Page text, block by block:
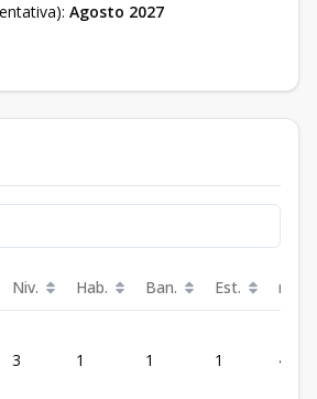
Agosto 2027
Niv. Hab. Ban. Est. m²
3 1 1 1 40